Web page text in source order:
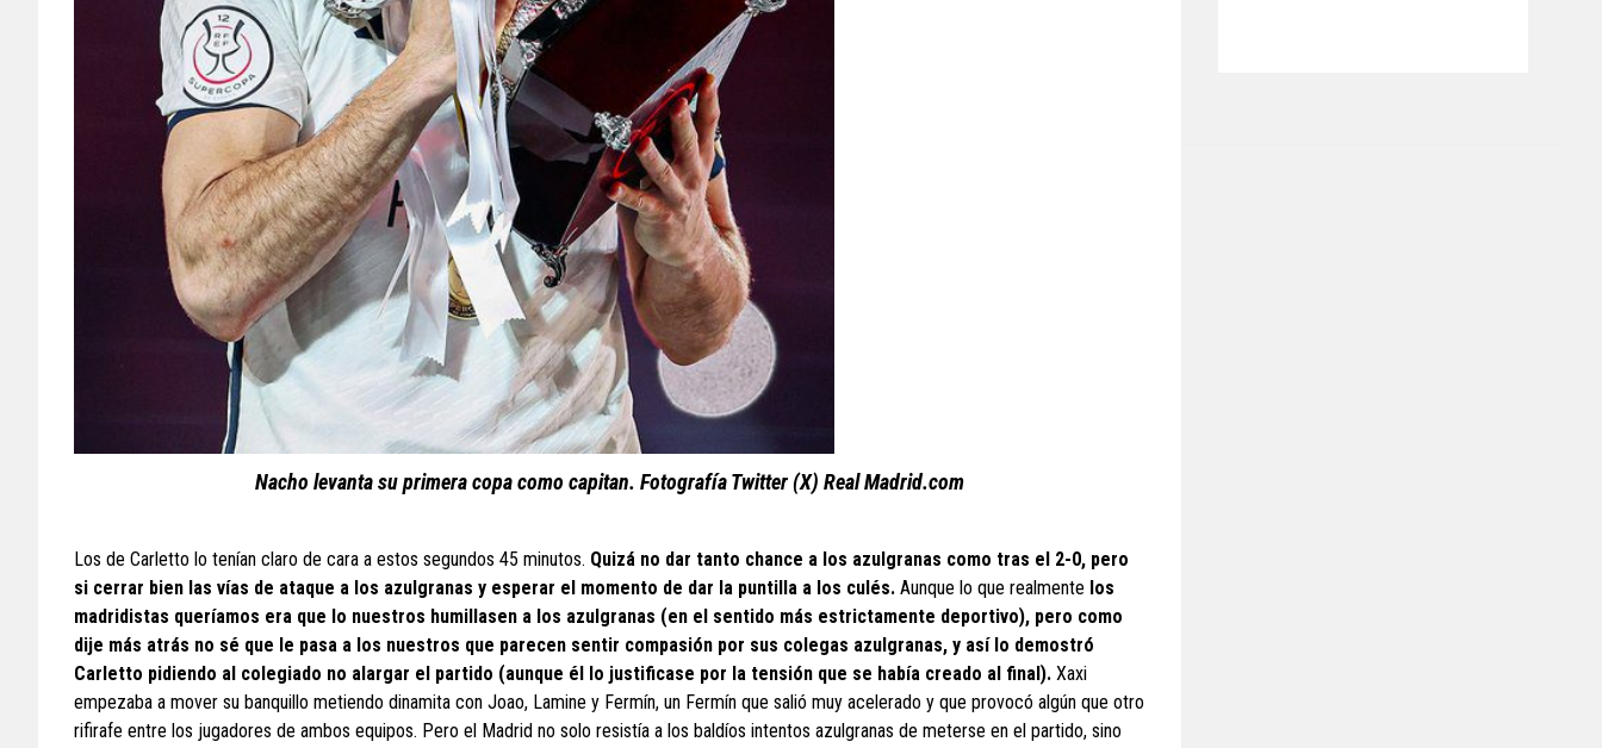
Nacho levanta su primera copa como capitan. Fotografía Twitter (X) Real Madrid.com
Los de Carletto lo tenían claro de cara a estos segundos 45 minutos. Quizá no dar tanto chance a los azulgranas como tras el 2-0, pero
si cerrar bien las vías de ataque a los azulgranas y esperar el momento de dar la puntilla a los culés. Aunque lo que realmente los
madridistas queríamos era que lo nuestros humillasen a los azulgranas (en el sentido más estrictamente deportivo), pero como
dije más atrás no sé que le pasa a los nuestros que parecen sentir compasión por sus colegas azulgranas, y así lo demostró
Carletto pidiendo al colegiado no alargar el partido (aunque él lo justificase por la tensión que se había creado al final). Xaxi
empezaba a mover su banquillo metiendo dinamita con Joao, Lamine y Fermín, un Fermín que salió muy acelerado y que provocó algún que otro
rifirafe entre los jugadores de ambos equipos. Pero el Madrid no solo resistía a los baldíos intentos azulgranas de meterse en el partido, sino